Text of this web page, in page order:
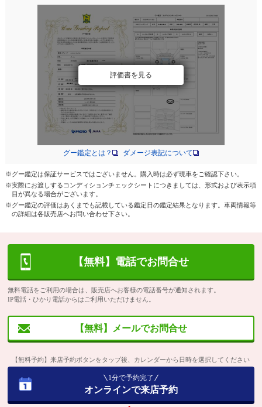
評価書を見る
グー鑑定とは？ ダメージ表記について
※グー鑑定は保証サービスではございません。購入時は必ず現車をご確認下さい。
※実際にお渡しするコンディションチェックシートにつきましては、形式および表示項
目が異なる場合がございます。
※グー鑑定の評価はあくまでも記載している鑑定日の鑑定結果となります。車両情報等
の詳細は各販売店へお問い合わせ下さい。
【無料】電話でお問合せ
無料電話をご利用の場合は、販売店へお客様の電話番号が通知されます。
IP電話・ひかり電話からはご利用いただけません。
【無料】メールでお問合せ
【無料予約】来店予約ボタンをタップ後、カレンダーから日時を選択してください
1分で予約完了
オンラインで来店予約